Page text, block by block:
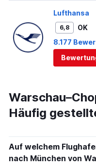
Lufthansa
6,8
OK
8.177
Häufig
Auf welchem
nach München von